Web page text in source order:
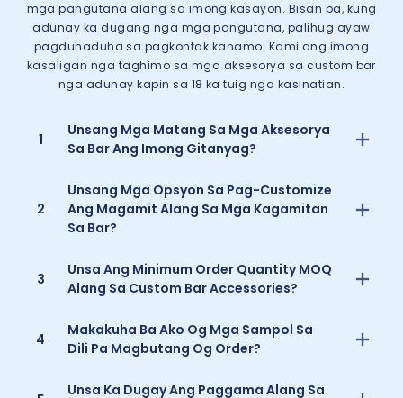
mga pangutana alang sa imong kasayon. Bisan pa, kung
adunay ka dugang nga mga pangutana, palihug ayaw
pagduhaduha sa pagkontak kanamo. Kami ang imong
kasaligan nga taghimo sa mga aksesorya sa custom bar
nga adunay kapin sa 18 ka tuig nga kasinatian.
1
Unsang Mga Matang Sa Mga Aksesorya
Sa Bar Ang Imong Gitanyag?
2
Unsang Mga Opsyon Sa Pag-Customize
Ang Magamit Alang Sa Mga Kagamitan
Sa Bar?
3
Unsa Ang Minimum Order Quantity MOQ
Alang Sa Custom Bar Accessories?
4
Makakuha Ba Ako Og Mga Sampol Sa
Dili Pa Magbutang Og Order?
Unsa Ka Dugay Ang Paggama Alang Sa